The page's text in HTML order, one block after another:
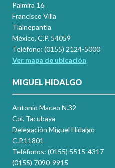
Palmira 16
Francisco Villa
Tlalnepantla
México, C.P. 54059
Teléfono: (0155) 2124-5000
Ver mapa de ubicación
MIGUEL HIDALGO
Antonio Maceo N.32
Col. Tacubaya
Delegación Miguel Hidalgo
C.P.11801
Teléfonos: (0155) 5515-4317
(0155) 7090-9915